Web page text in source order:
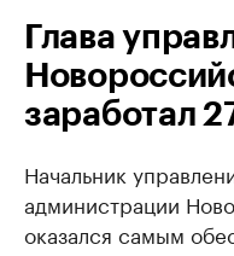
Глава
заработал
Начальник
администрации
оказался самым